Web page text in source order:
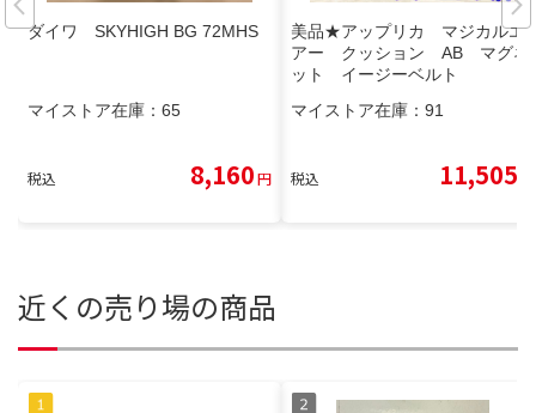
ダイワ SKYHIGH BG 72MHS
マイストア在庫： 65
税込 8,160円
美品★アップリカ マジカルエ
アー クッション AB マグネ
ット イージーベルト
マイストア在庫： 91
税込 11,505
近くの売り場の商品